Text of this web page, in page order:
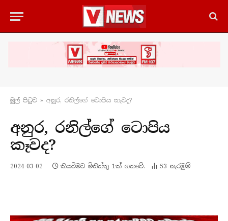
මුල් පිටු​ව » අනුර, රනිල්ගේ ටොපිය කෑවද?
අනුර, රනිල්ගේ ටොපිය
කෑවද?
2024-03-02 කියවීමට මිනිත්තු 1ක් ගතවේ. 53 නැරඹු​ම්